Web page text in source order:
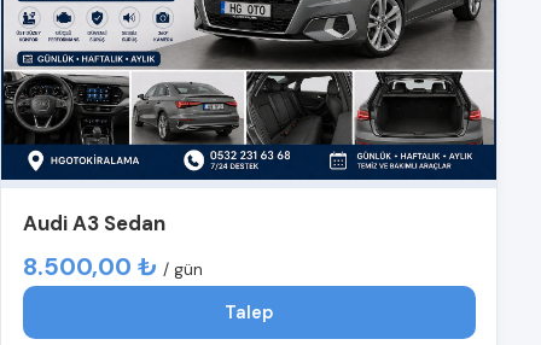
Audi A3 Sedan
8.500,00 ₺ / gün
Talep